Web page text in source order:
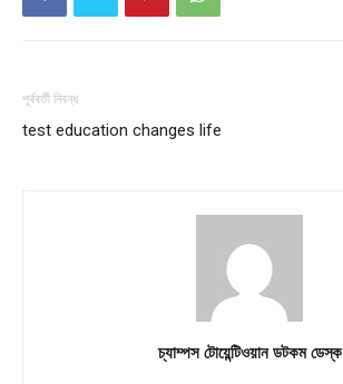
পূর্ববর্তী নিবন্ধ
test education changes life
চ্যাম্পস টোয়েন্টিওয়ান ডটকম ডেস্ক